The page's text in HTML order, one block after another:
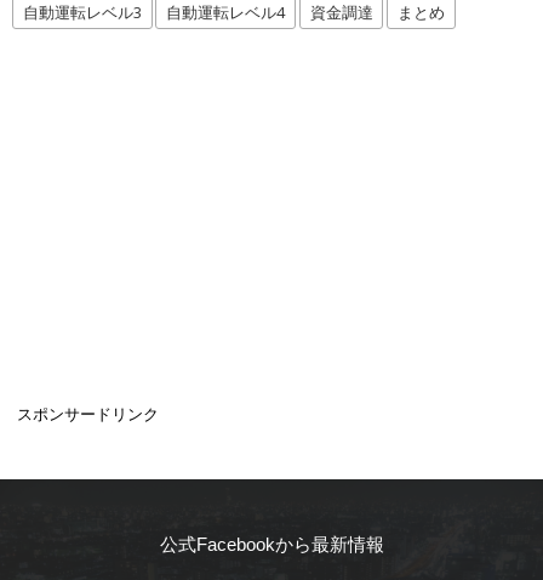
自動運転レベル3 自動運転レベル4 資金調達 まとめ
スポンサードリンク
公式Facebookから最新情報